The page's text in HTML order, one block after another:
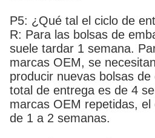
P5: ¿Qué tal el ciclo de
R: Para las bolsas de
suele tardar 1 semana.
marcas OEM, se
producir nuevas bolsas
total de entrega es de 4
marcas OEM repetidas,
de 1 a 2 semanas.